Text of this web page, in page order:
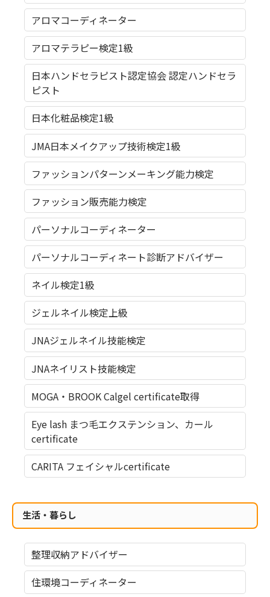
アロマコーディネーター
アロマテラピー検定1級
日本ハンドセラピスト認定協会 認定ハンドセラ
ピスト
日本化粧品検定1級
JMA日本メイクアップ技術検定1級
ファッションパターンメーキング能力検定
ファッション販売能力検定
パーソナルコーディネーター
パーソナルコーディネート診断アドバイザー
ネイル検定1級
ジェルネイル検定上級
JNAジェルネイル技能検定
JNAネイリスト技能検定
MOGA・BROOK Calgel certiﬁcate取得
Eye lash まつ毛エクステンション、カール
certiﬁcate
CARITA フェイシャルcertiﬁcate
生活・暮らし
整理収納アドバイザー
住環境コーディネーター